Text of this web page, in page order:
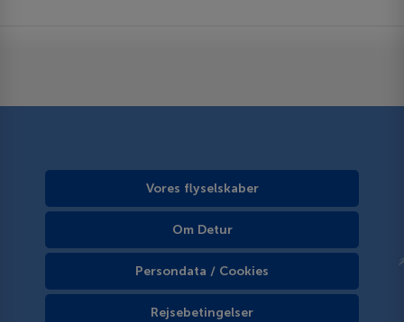
Vores flyselskaber
Om Detur
Persondata / Cookies
Rejsebetingelser